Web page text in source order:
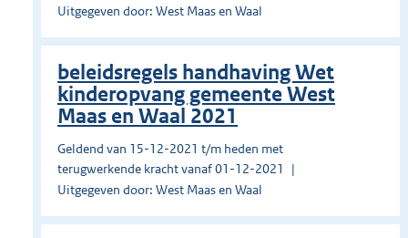
Uitgegeven door: West Maas en Waal
beleidsregels handhaving Wet
kinderopvang gemeente West
Maas en Waal 2021
Geldend van 15-12-2021 t/m heden met
terugwerkende kracht vanaf 01-12-2021
Uitgegeven door: West Maas en Waal